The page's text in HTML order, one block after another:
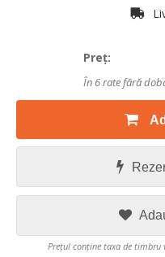
Preţ:
În 6 rate fără
Prețul conține taxa de timbru